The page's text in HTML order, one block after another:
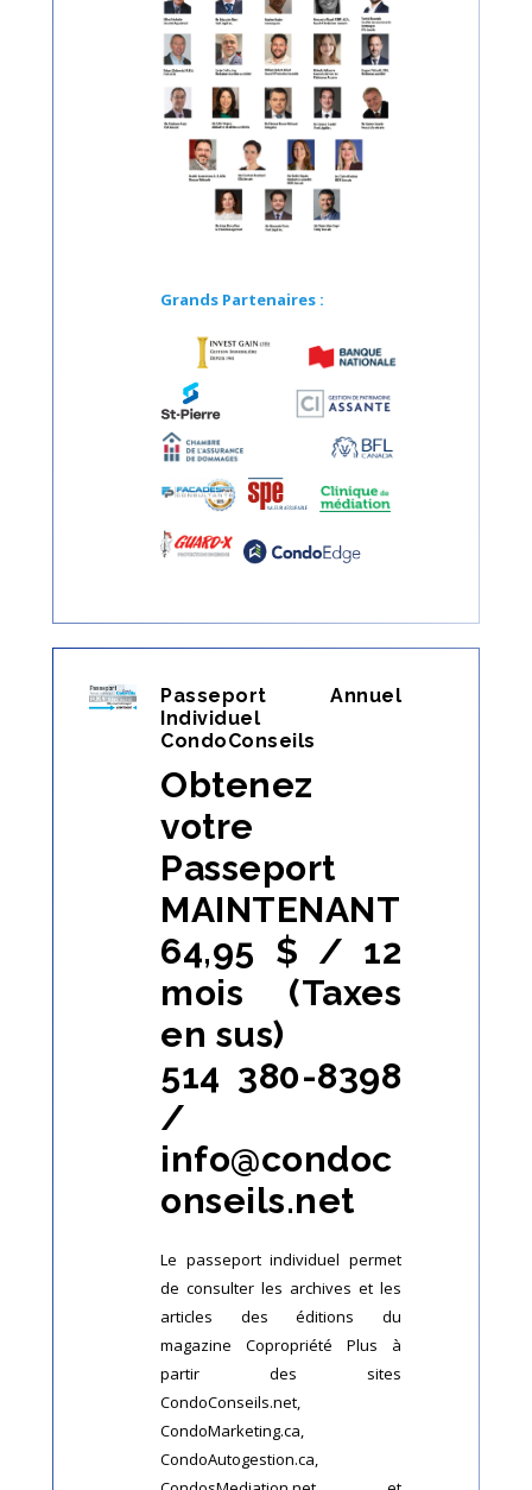
Grands Partenaires :
Passeport Annuel
Individuel
CondoConseils
Obtenez
votre
Passeport
MAINTENANT
64,95 $ / 12
mois (Taxes
en sus)
514 380-8398
/
info@condoc
onseils.net
Le passeport individuel permet
de consulter les archives et les
articles des éditions du
magazine Copropriété Plus à
partir des sites
CondoConseils.net,
CondoMarketing.ca,
CondoAutogestion.ca,